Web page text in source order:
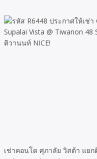
เช่าคอนโด ศุภาลัย วิสต้า แยก